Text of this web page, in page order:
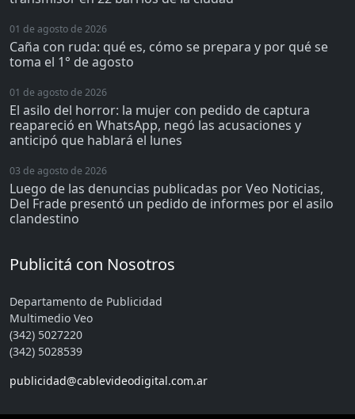
01 de agosto de 2026
Caña con ruda: qué es, cómo se prepara y por qué se
toma el 1° de agosto
01 de agosto de 2026
El asilo del horror: la mujer con pedido de captura
reapareció en WhatsApp, negó las acusaciones y
anticipó que hablará el lunes
03 de agosto de 2026
Luego de las denuncias publicadas por Veo Noticias,
Del Frade presentó un pedido de informes por el asilo
clandestino
Publicitá con Nosotros
Departamento de Publicidad
Multimedio Veo
(342) 5027220
(342) 5028539
publicidad@cablevideodigital.com.ar